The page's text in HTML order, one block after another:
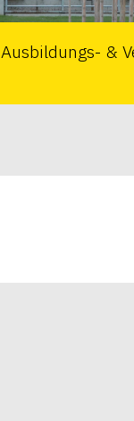
Ausbildungs- &